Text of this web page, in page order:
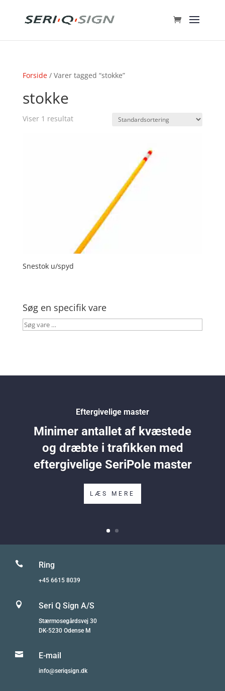
Forside/ Varer tagged “stokke”
stokke
Viser 1 resultat
Snestok u/spyd
Søg en specifik vare
Søg
Eftergivelige master
Minimer antallet af kvæstede
og dræbte i trafikken med
eftergivelige SeriPole master
LÆS MERE
 Ring
+45 6615 8039
 Seri Q Sign A/S
Stærmosegårdsvej 30
DK-5230 Odense M
 E-mail
info@seriqsign.dk